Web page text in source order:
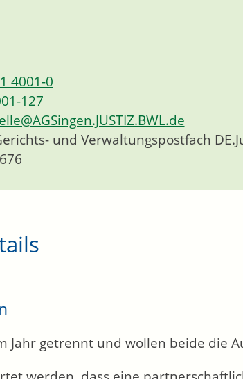
4001-0
127
und Verwaltungspostfach
Jahr getrennt und wollen beide die